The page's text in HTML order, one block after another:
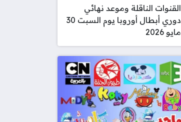
القنوات الناقلة وموعد نهائي
دوري أبطال أوروبا يوم السبت 30
مايو 2026